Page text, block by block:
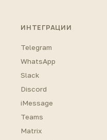
ИНТЕГРАЦИИ
Telegram
WhatsApp
Slack
Discord
iMessage
Teams
Matrix